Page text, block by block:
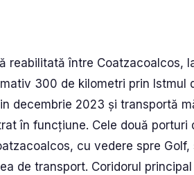
reabilitată între Coatzacoalcos,
300 de kilometri prin Istmul
decembrie 2023 și transportă
în funcțiune. Cele două porturi
cu vedere spre Golf,
de transport. Coridorul principal